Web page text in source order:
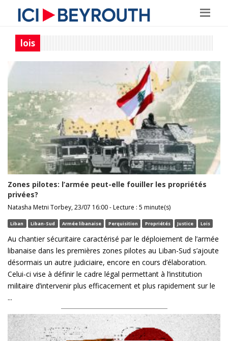
lois
Zones pilotes: l’armée peut-elle fouiller les propriétés
privées?
Natasha Metni Torbey, 23/07 16:00 - Lecture : 5 minute(s)
Liban Liban-Sud Armée libanaise Perquisition Propriétés Justice Lois
Au chantier sécuritaire caractérisé par le déploiement de l’armée
libanaise dans les premières zones pilotes au Liban-Sud s’ajoute
désormais un autre judiciaire, encore en cours d’élaboration.
Celui-ci vise à définir le cadre légal permettant à l’institution
militaire d’intervenir plus efficacement et plus rapidement sur le
...